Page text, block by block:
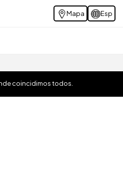
Mapa Esp
coincidimos todos.